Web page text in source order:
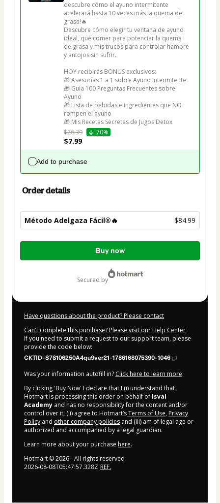
descubre cómo el ayuno intermitente
acelerará hasta 10 veces más la quema de
grasa!🔥
Descubre cómo elegir tu ventana de ayuno
ideal, qué comer para potenciar la quema
de grasa y mis trucos para controlar hambre
y antojos sin sufrir.
HOY recibirás BONUS exclusivos:
🎁 Asesorías 1 a 1 sobre Ayuno Intermitente
🎁 Guía 100 Preguntas Frecuentes sobre
Ayuno
🎁 Lista de bebidas e ingredientes que NO
rompen el ayuno
🎁 Mis Recetas Secretas de Jugos Detox
$26.39
70%
$7.99
Add to purchase
Order details
Método Adelgaza Fácil®🔥 $84.99
Total
Buy now
secured by
Have questions about the product? Please contact
Can't complete this purchase? Please visit our Help Center
If you need to submit a request to our support team, please
provide the code below:
CKTID-S78106250A4qu9ver21-1786168075390-1046
Was your information autofill in? Click here to learn more.
By clicking 'Buy Now' I declare that I (i) understand that
Hotmart is processing this order on behalf of Isval
Academy and has no responsibility for the content and/or
control over it; (ii) agree to Hotmart’sTerms of Use, Privacy
Policy and other company policies and (iii) am of legal age or
authorized and accompanied by a legal guardian.
Learn more about your purchase here.
Hotmart ©2026- All rights reserved
2026-08-08T05:47:57.328Z REF.